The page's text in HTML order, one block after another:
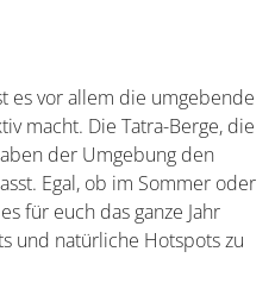
es vor allem die umgebende
macht. Die Tatra-Berge, die
der Umgebung den
Egal, ob im Sommer oder
für euch das ganze Jahr
und natürliche Hotspots zu